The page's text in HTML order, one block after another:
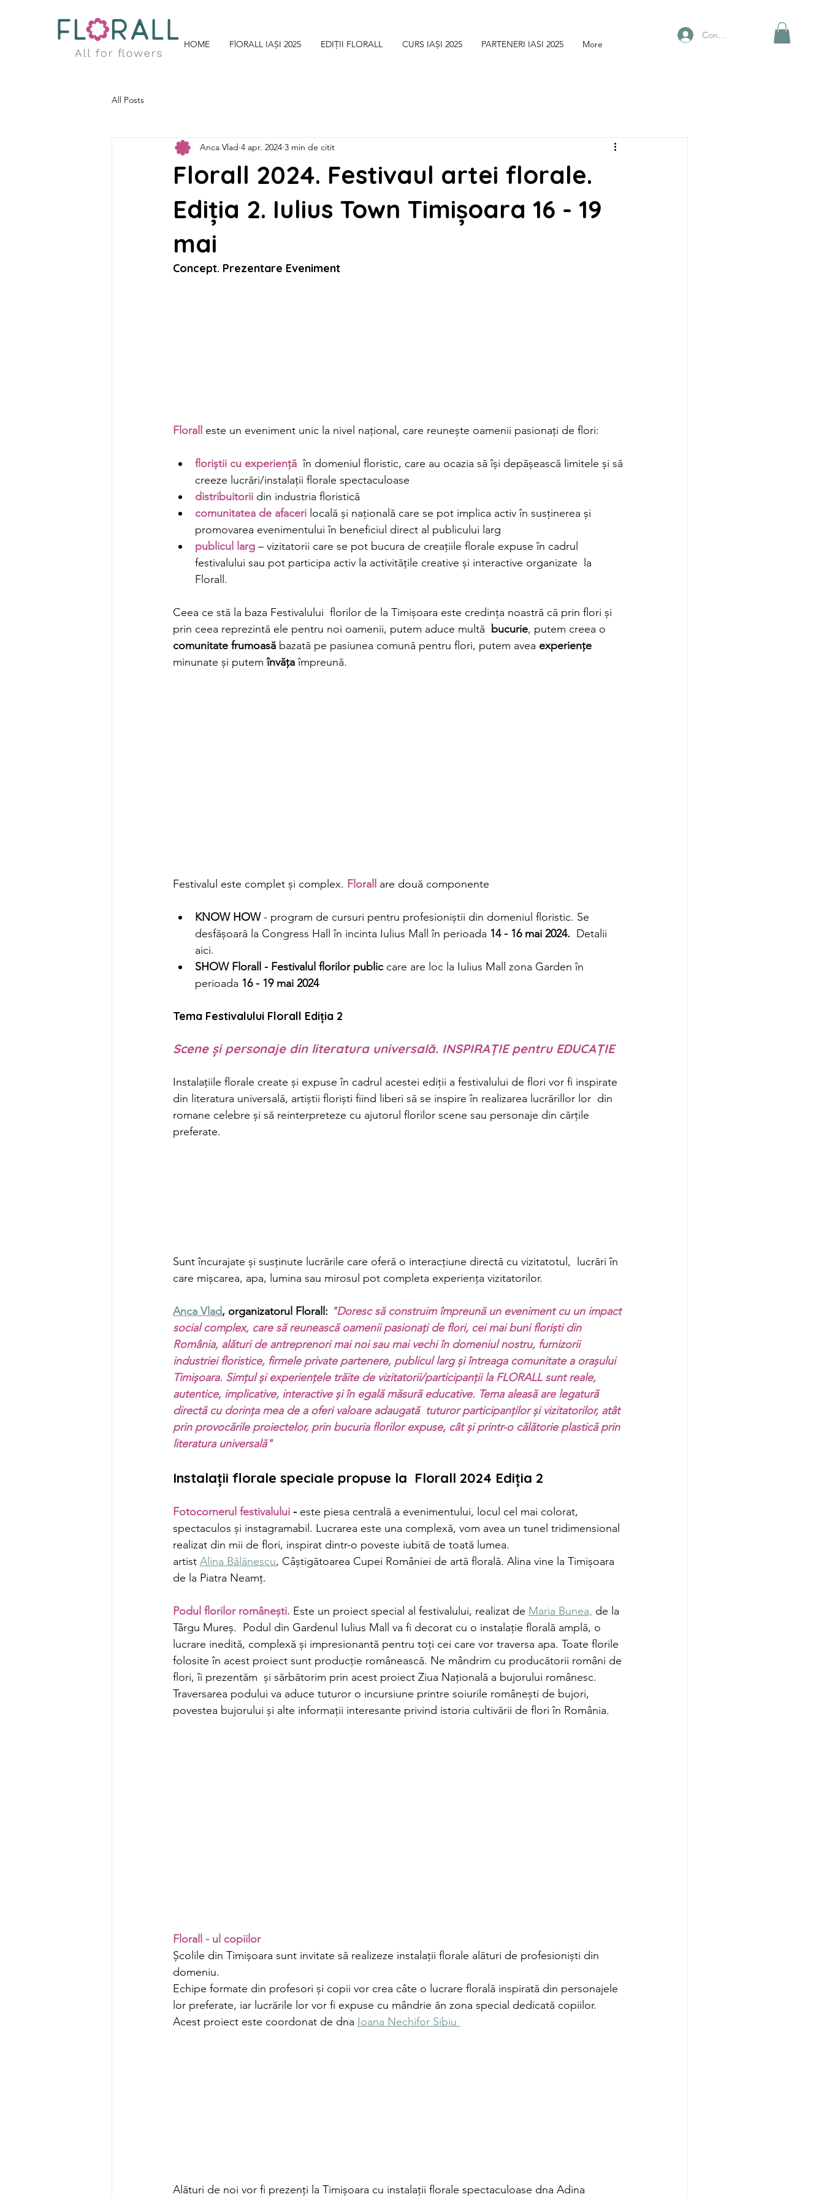
HOME FlORALL IAȘI 2025 EDIȚII FLORALL CURS IAȘI 2025 PARTENERI IASI 2025 More
Conectează-te
All Posts
Florall 2024. Festivaul artei florale.
Ediția 2. Iulius Town Timișoara 16 - 19
mai
Anca Vlad 4 apr. 2024 3 min de citit
Concept. Prezentare Eveniment
Florall este un eveniment unic la nivel național, care reunește oamenii pasionați de flori:
floriștii cu experiență
  în domeniul floristic, care au ocazia să își depășească limitele și să
creeze lucrări/instalații florale spectaculoase
distribuitorii din industria floristică
comunitatea de afaceri locală și națională care se pot implica activ în susținerea și
promovarea evenimentului în beneficiul direct al publicului larg
publicul larg – vizitatorii care se pot bucura de creațiile florale expuse în cadrul
festivalului sau pot participa activ la activitățile creative și interactive organizate  la
Florall.
Ceea ce stă la baza Festivalului  florilor de la Timișoara este credința noastră că prin flori și
prin ceea reprezintă ele pentru noi oamenii, putem aduce multă bucurie, putem creea o
comunitate frumoasă bazată pe pasiunea comună pentru flori, putem avea experiențe
minunate și putem învăța împreună.
Festivalul este complet și complex. Florall are două componente
KNOW HOW - program de cursuri pentru profesioniștii din domeniul floristic. Se
desfășoară la Congress Hall în incinta Iulius Mall în perioada 14 - 16 mai 2024.
  Detalii
aici.
SHOW Florall - Festivalul florilor public care are loc la Iulius Mall zona Garden în
perioada 16 - 19 mai 2024
Tema Festivalului Florall Ediția 2
Scene și personaje din literatura universală. INSPIRAȚIE pentru EDUCAȚIE
Instalațiile florale create și expuse în cadrul acestei ediții a festivalului de flori vor fi inspirate
din literatura universală, artiștii floriști fiind liberi să se inspire în realizarea lucrărillor lor  din
romane celebre și să reinterpreteze cu ajutorul florilor scene sau personaje din cărțile
preferate.
Sunt încurajate și susținute lucrările care oferă o interacțiune directă cu vizitatotul,  lucrări în
care mișcarea, apa, lumina sau mirosul pot completa experiența vizitatorilor.
Anca Vlad, organizatorul Florall: "Doresc să construim împreună un eveniment cu un impact
social complex, care să reunească oamenii pasionați de flori, cei mai buni floriști din
România, alături de antreprenori mai noi sau mai vechi în domeniul nostru, furnizorii
industriei floristice, firmele private partenere, publicul larg și întreaga comunitate a orașului
Timișoara. Simțul și experiențele trăite de vizitatorii/participanții la FLORALL sunt reale,
autentice, implicative, interactive și în egală măsură educative. Tema aleasă are legatură
directă cu dorința mea de a oferi valoare adaugată  tuturor participanților și vizitatorilor, atât
prin provocările proiectelor, prin bucuria florilor expuse, cât și printr-o călătorie plastică prin
literatura universală"
Instalații florale speciale propuse la  Florall 2024 Ediția 2
Fotocornerul festivalului - este piesa centrală a evenimentului, locul cel mai colorat,
spectaculos și instagramabil. Lucrarea este una complexă, vom avea un tunel tridimensional
realizat din mii de flori, inspirat dintr-o poveste iubită de toată lumea.
artist Alina Bălănescu, Câștigătoarea Cupei României de artă florală. Alina vine la Timișoara
de la Piatra Neamț.
Podul florilor românești. Este un proiect special al festivalului, realizat de Maria Bunea, de la
Târgu Mureș.  Podul din Gardenul Iulius Mall va fi decorat cu o instalație florală amplă, o
lucrare inedită, complexă și impresionantă pentru toți cei care vor traversa apa. Toate florile
folosite în acest proiect sunt producție românească. Ne mândrim cu producătorii români de
flori, îi prezentăm  și sărbătorim prin acest proiect Ziua Națională a bujorului românesc.
Traversarea podului va aduce tuturor o incursiune printre soiurile românești de bujori,
povestea bujorului și alte informații interesante privind istoria cultivării de flori în România.
Florall - ul copiilor
Școlile din Timișoara sunt invitate să realizeze instalații florale alături de profesioniști din
domeniu.
Echipe formate din profesori și copii vor crea câte o lucrare florală inspirată din personajele
lor preferate, iar lucrările lor vor fi expuse cu mândrie ăn zona special dedicată copiilor.
Acest proiect este coordonat de dna Ioana Nechifor Sibiu
Alături de noi vor fi prezenți la Timișoara cu instalații florale spectaculoase dna Adina